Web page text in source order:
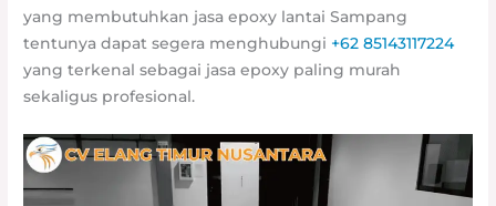
yang membutuhkan jasa epoxy lantai Sampang
tentunya dapat segera menghubungi +62 85143117224
yang terkenal sebagai jasa epoxy paling murah
sekaligus profesional.